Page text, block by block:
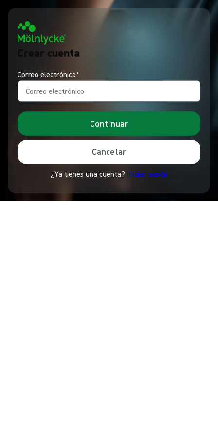
Crear cuenta
Correo electrónico*
Continuar
Cancelar
¿Ya tienes una cuenta? Iniciar sesión